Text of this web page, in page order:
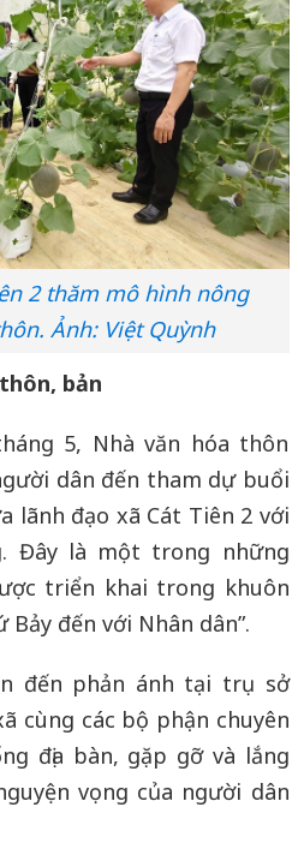
2 thăm mô hình nông
Ảnh: Việt Quỳnh
bản
5, Nhà văn hóa thôn
dân đến tham dự buổi
lãnh đạo xã Cát Tiên 2 với
Đây là một trong những
triển khai trong khuôn
đến với Nhân dân”.
đến phản ánh tại trụ sở
cùng các bộ phận chuyên
địa bàn, gặp gỡ và lắng
vọng của người dân